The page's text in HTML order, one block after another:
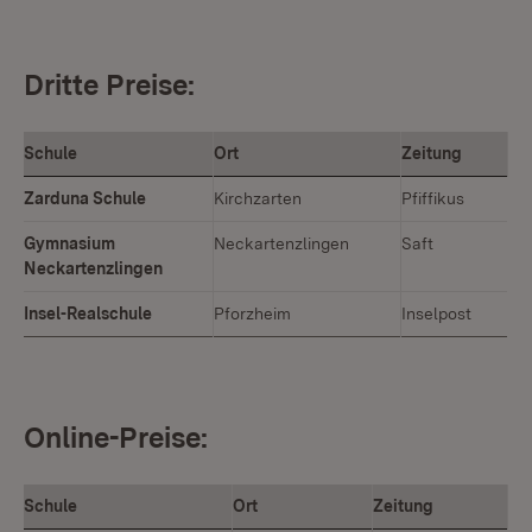
Dritte Preise:
Schule Ort Zeitung
Zarduna Schule Kirchzarten Pfiffikus
Gymnasium
Neckartenzlingen
Neckartenzlingen Saft
Insel-Realschule Pforzheim Inselpost
Online-Preise:
Schule Ort Zeitung